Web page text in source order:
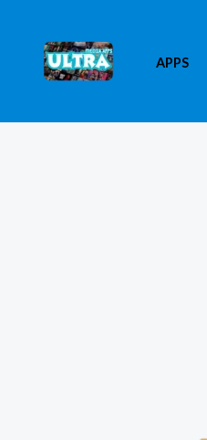
contenido
APPS